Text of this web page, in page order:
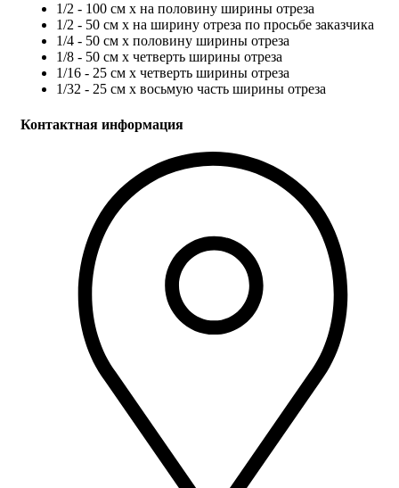
1/2 - 100 см х на половину ширины отреза
1/2 - 50 см х на ширину отреза по просьбе заказчика
1/4 - 50 см х половину ширины отреза
1/8 - 50 см х четверть ширины отреза
1/16 - 25 см х четверть ширины отреза
1/32 - 25 см х восьмую часть ширины отреза
Контактная информация